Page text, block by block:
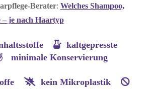
Berater: Welches Shampoo,
– je nach Haartyp
kaltgepresste
minimale Konservierung
kein Mikroplastik